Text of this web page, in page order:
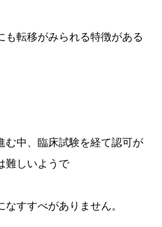
も転移がみられる特徴がある
む中、臨床試験を経て認可が
難しいようで
すすべがありません。